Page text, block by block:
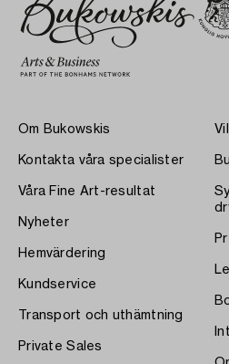
Om Bukowskis
Kontakta våra specialister
Våra Fine Art-resultat
Nyheter
Hemvärdering
Kundservice
Transport och uthämtning
Private Sales